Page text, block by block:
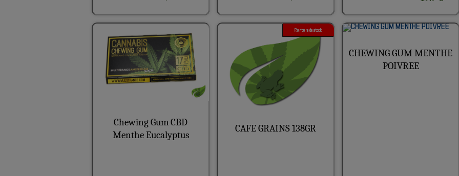
Chewing Gum CBD
Menthe Eucalyptus
Rupture de stock
CAFE GRAINS 138GR
CHEWING GUM MENTHE
POIVREE